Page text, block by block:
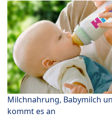
Milchnahrung, Babymilch
kommt es an